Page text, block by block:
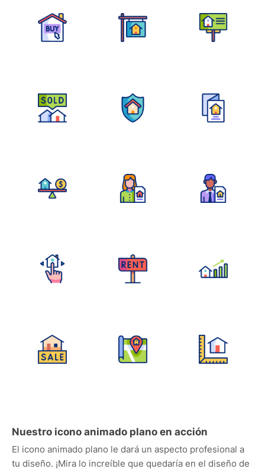
Nuestro icono animado plano en acción
El icono animado plano le dará un aspecto profesional a
tu diseño. ¡Mira lo increíble que quedaría en el diseño de